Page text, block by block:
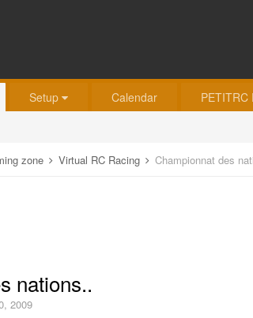
Setup Calendar PETITRC
zone Virtual RC Racing Championnat des
nations..
2009